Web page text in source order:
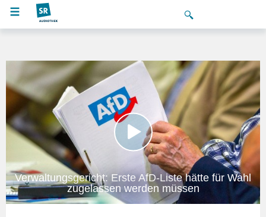
Verwaltungsgericht: Erste AfD-Liste hätte für Wahl
zugelassen werden müssen